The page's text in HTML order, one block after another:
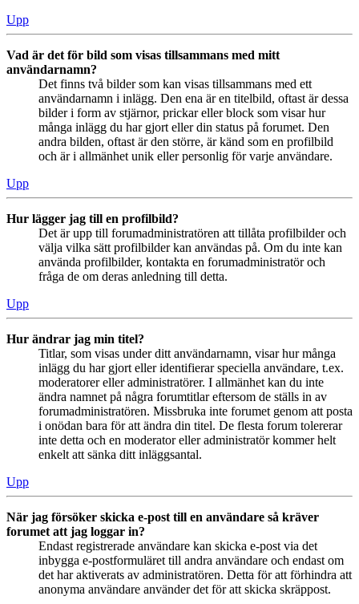
Upp
Vad är det för bild som visas tillsammans med mitt
användarnamn?
Det finns två bilder som kan visas tillsammans med ett
användarnamn i inlägg. Den ena är en titelbild, oftast är dessa
bilder i form av stjärnor, prickar eller block som visar hur
många inlägg du har gjort eller din status på forumet. Den
andra bilden, oftast är den större, är känd som en profilbild
och är i allmänhet unik eller personlig för varje användare.
Upp
Hur lägger jag till en profilbild?
Det är upp till forumadministratören att tillåta profilbilder och
välja vilka sätt profilbilder kan användas på. Om du inte kan
använda profilbilder, kontakta en forumadministratör och
fråga de om deras anledning till detta.
Upp
Hur ändrar jag min titel?
Titlar, som visas under ditt användarnamn, visar hur många
inlägg du har gjort eller identifierar speciella användare, t.ex.
moderatorer eller administratörer. I allmänhet kan du inte
ändra namnet på några forumtitlar eftersom de ställs in av
forumadministratören. Missbruka inte forumet genom att posta
i onödan bara för att ändra din titel. De flesta forum tolererar
inte detta och en moderator eller administratör kommer helt
enkelt att sänka ditt inläggsantal.
Upp
När jag försöker skicka e-post till en användare så kräver
forumet att jag loggar in?
Endast registrerade användare kan skicka e-post via det
inbygga e-postformuläret till andra användare och endast om
det har aktiverats av administratören. Detta för att förhindra att
anonyma användare använder det för att skicka skräppost.